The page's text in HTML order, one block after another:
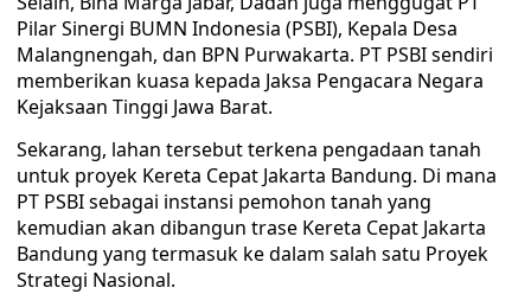
Pilar Sinergi BUMN Indonesia (PSBI), Kepala Desa
Malangnengah, dan BPN Purwakarta. PT PSBI sendiri
memberikan kuasa kepada Jaksa Pengacara Negara
Kejaksaan Tinggi Jawa Barat.
Sekarang, lahan tersebut terkena pengadaan tanah
untuk proyek Kereta Cepat Jakarta Bandung. Di mana
PT PSBI sebagai instansi pemohon tanah yang
kemudian akan dibangun trase Kereta Cepat Jakarta
Bandung yang termasuk ke dalam salah satu Proyek
Strategi Nasional.